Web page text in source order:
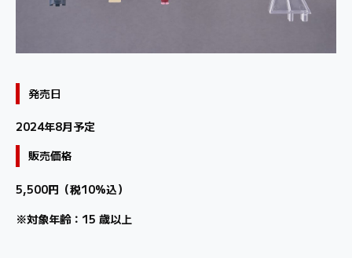
発売日
2024年8月予定
販売価格
5,500円（税10%込）
※対象年齢：15 歳以上